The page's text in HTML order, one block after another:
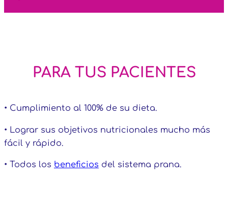
PARA TUS PACIENTES
• Cumplimiento al 100% de su dieta.
• Lograr sus objetivos nutricionales mucho más
fácil y rápido.
• Todos los beneficios del sistema prana.